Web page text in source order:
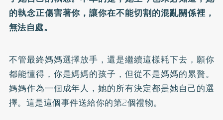
的執念正傷害著你，讓你在不能切割的混亂關係裡，
無法自處。
不管最終媽媽選擇放手，還是繼續這樣耗下去，願你
都能懂得，你是媽媽的孩子，但從不是媽媽的累贅。
媽媽作為一個成年人，她的所有決定都是她自己的選
擇。這是這個事件送給你的第2個禮物。